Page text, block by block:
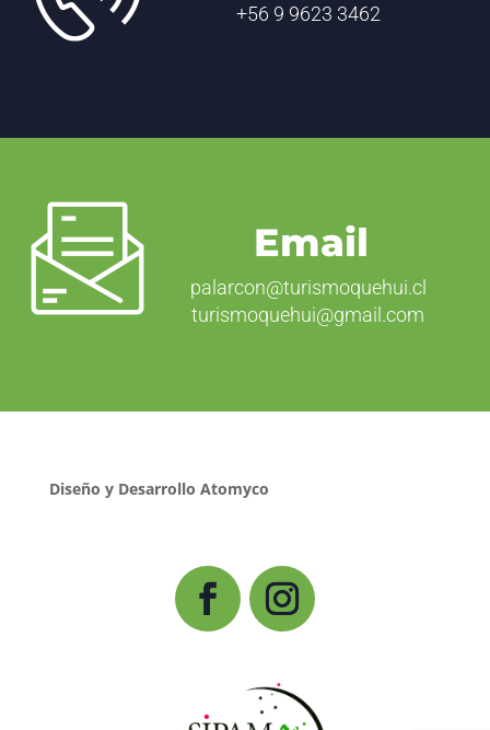
+56 9 9623 3462
Email
palarcon@turismoquehui.cl
turismoquehui@gmail.com
Diseño y Desarrollo Atomyco